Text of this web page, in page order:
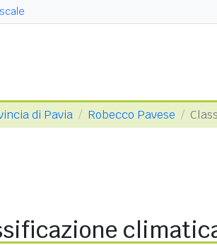
di Pavia Robecco Pavese